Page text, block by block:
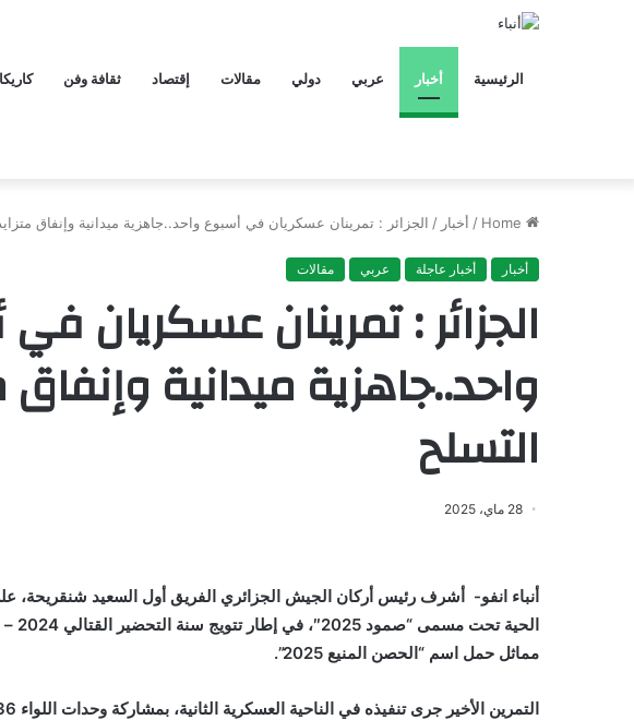
الرئيسية أخبار عربي دولي مقالات إقتصاد ثقافة وفن
/ أخبار / الجزائر : تمرينان عسكريان في أسبوع واحد..جاهزية ميدانية وإنفاق
أخبار أخبار عاجلة عربي مقالات
الجزائر : تمرينان عسكريان
واحد..جاهزية ميدانية
التسلح
28 ماي، 2025
أنباء انفو- أشرف رئيس أركان الجيش الجزائري الفريق أول السعيد شنقريحة،
مماثل حمل اسم “الحصن المنيع 2025”.